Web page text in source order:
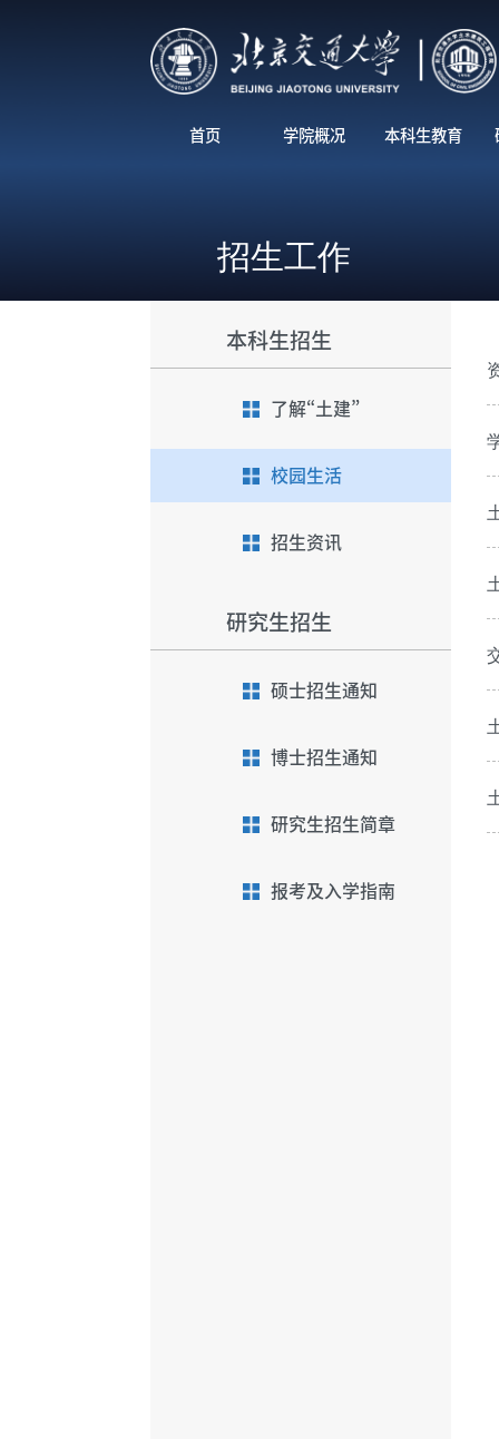
首页 学院概况 本科生教育
招生工作
本科生招生
了解“土建”
校园生活
招生资讯
研究生招生
硕士招生通知
博士招生通知
研究生招生简章
报考及入学指南